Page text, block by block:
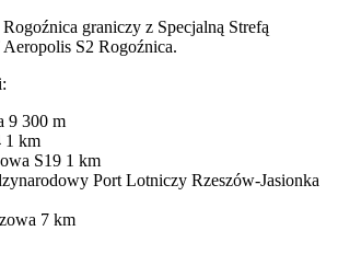
graniczy z Specjalną Strefą
S2 Rogoźnica.
9 300 m
1 km
S19 1 km
Port Lotniczy Rzeszów-Jasionka
7 km